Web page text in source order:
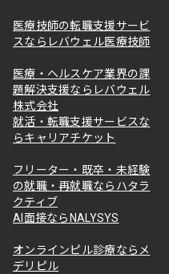
医療技師の転職支援サービ
スならレバウェル医療技師
医療・ヘルスケア業界の課
題解決支援ならレバウェル
株式会社
就活・転職支援サービスな
らキャリアチケット
フリーター・既卒・未経験
の就職・再就職ならハタラ
クティブ
AI面接ならNALYSYS
オンラインピル診療ならメ
デリピル